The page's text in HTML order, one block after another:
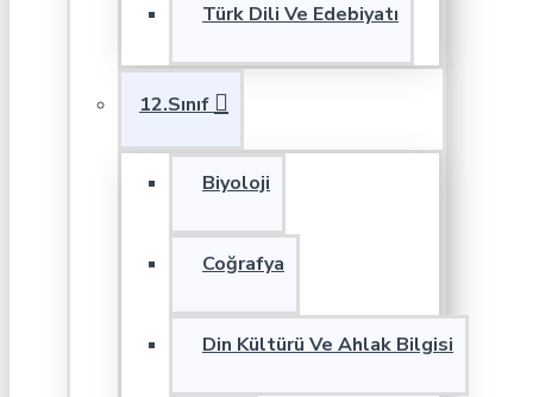
Türk Dili Ve Edebiyatı
12.Sınıf
Biyoloji
Coğrafya
Din Kültürü Ve Ahlak Bilgisi